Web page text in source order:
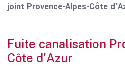
joint Provence-Alpes-Côte
Fuite canalisation
Côte d'Azur